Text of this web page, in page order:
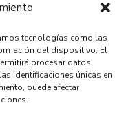
tecnologías como las
del dispositivo. El
procesar datos
identificaciones únicas en
puede afectar
para